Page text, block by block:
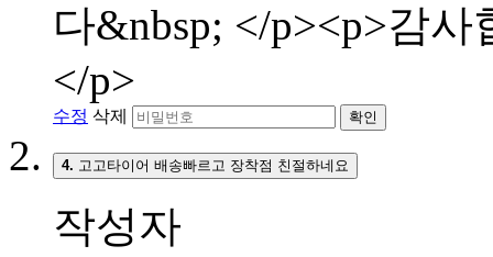
다&nbsp; </p><p>감
</p>
수정 삭제 확인
4. 고고타이어 배송빠르고 장착점 친절하네요
작성자